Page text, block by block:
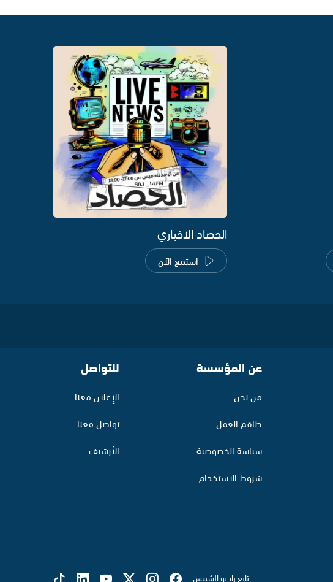
الحصاد الاخباري
استمع الآن
عن المؤسسة
من نحن
طاقم العمل
سياسة الخصوصية
شروط الاستخدام
للتواصل
الإعلان معنا
تواصل معنا
الأرشيف
تابع راديو الشمس